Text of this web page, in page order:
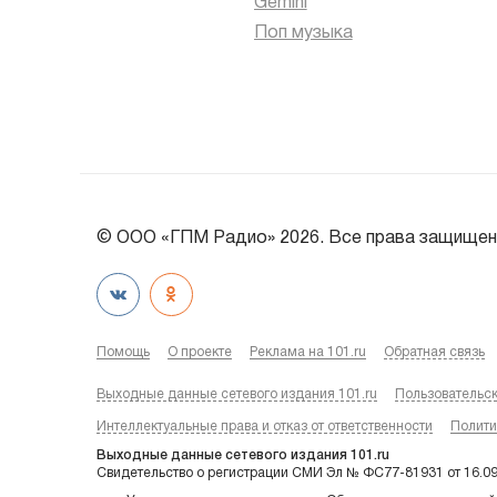
Gemini
Поп музыка
© ООО «ГПМ Радио» 2026. Все права
Помощь О проекте Реклама на 101.ru Обратная связь
Выходные данные сетевого издания 101.ru
Интеллектуальные права и отказ от ответственности
Выходные данные сетевого издания 101.ru
Свидетельство о регистрации СМИ Эл № ФС77-81931 от